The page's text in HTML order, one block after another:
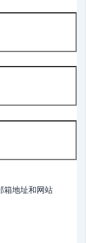
箱地址和网站